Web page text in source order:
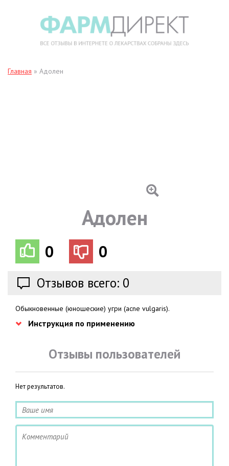
Главная » Адолен
Адолен
0 0
Отзывов всего: 0
Обыкновенные (юношеские) угри (acne vulgaris).
Инструкция по применению
Отзывы пользователей
Нет результатов.